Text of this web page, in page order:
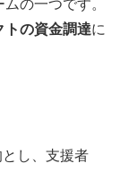
の一つです。
トの資金調達に
とし、支援者